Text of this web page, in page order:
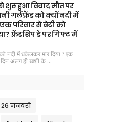
शुरू हुआ विवाद मौत पर
गर्लफ्रैंड को क्यों नदी में
परिवार से बेटी को
फ़्रेंडशिप डे पर गिफ्ट में
नदी में धकेलकर मार दिया ? एक
अलग ही खशी के ...
26 जनवरी